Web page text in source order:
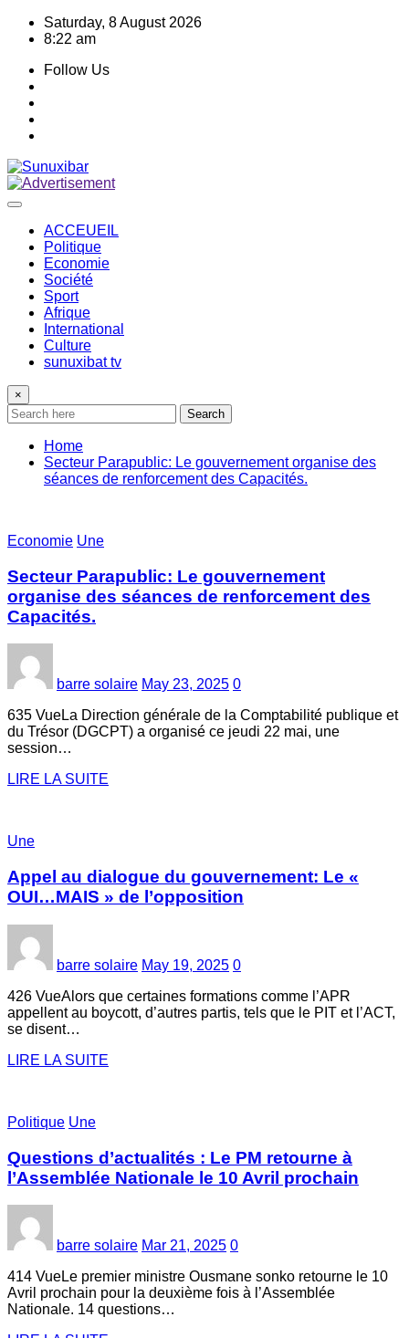
Skip
Saturday, 8 August 2026
8:22 am
Follow Us
ACCEUEIL
Politique
Economie
Société
Sport
Afrique
International
Culture
sunuxibat tv
×
Search
Home
Secteur Parapublic: Le gouvernement organise des
séances de renforcement des Capacités.
Economie Une
Secteur Parapublic: Le gouvernement
organise des séances de renforcement des
Capacités.
barre solaire May 23, 2025 0
635 VueLa Direction générale de la Comptabilité publique et
du Trésor (DGCPT) a organisé ce jeudi 22 mai, une
session…
LIRE LA SUITE
Une
Appel au dialogue du gouvernement: Le «
OUI…MAIS » de l’opposition
barre solaire May 19, 2025 0
426 VueAlors que certaines formations comme l’APR
appellent au boycott, d’autres partis, tels que le PIT et l’ACT,
se disent…
LIRE LA SUITE
Politique Une
Questions d’actualités : Le PM retourne à
l’Assemblée Nationale le 10 Avril prochain
barre solaire Mar 21, 2025 0
414 VueLe premier ministre Ousmane sonko retourne le 10
Avril prochain pour la deuxième fois à l’Assemblée
Nationale. 14 questions…